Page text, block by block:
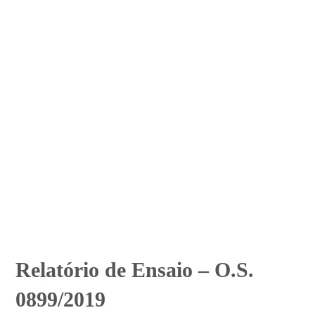
Relatório de Ensaio – O.S.
0899/2019